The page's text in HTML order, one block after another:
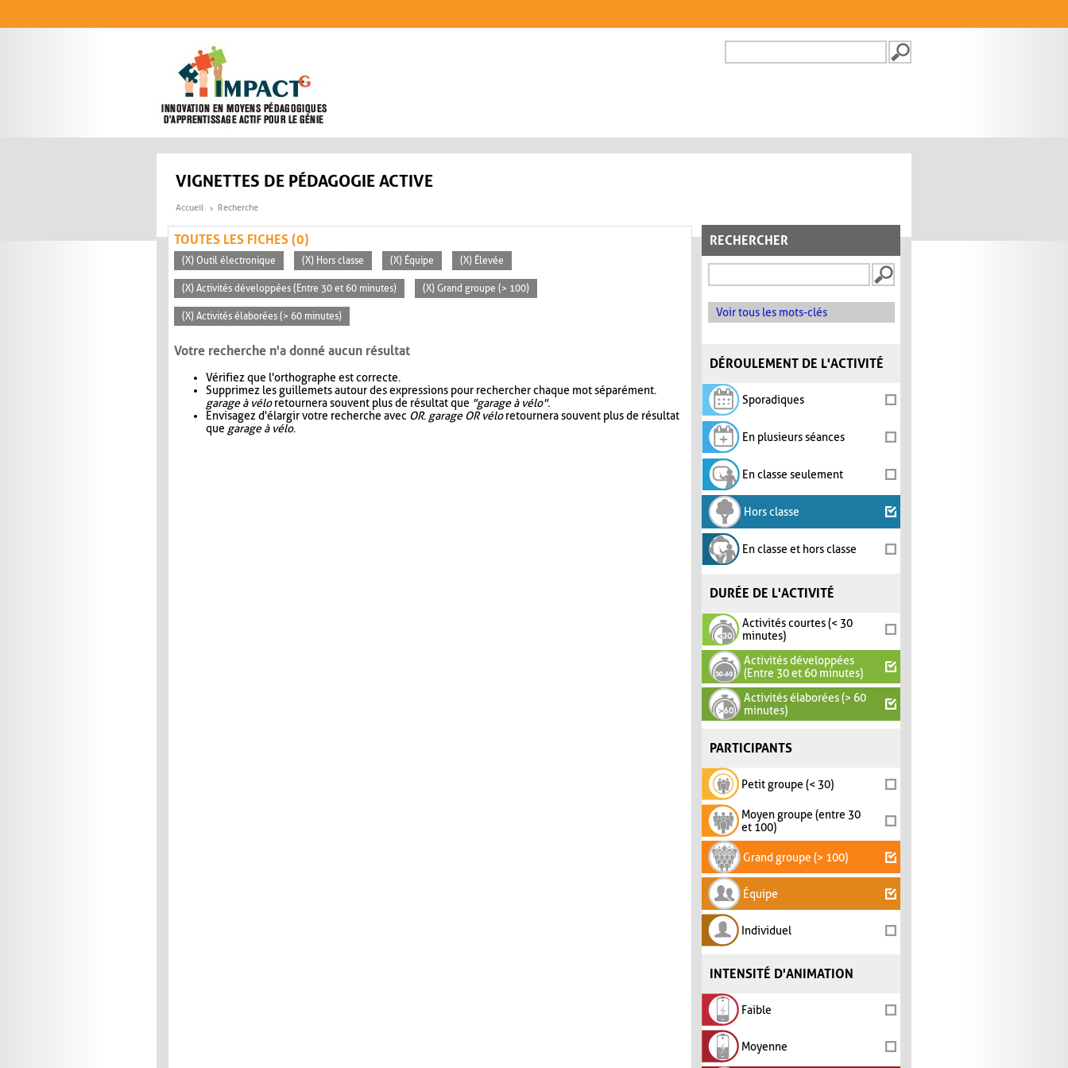
FORMULAIRE DE
VIGNETTES DE PÉDAGOGIE ACTIVE
Accueil Recherche
RECHERCHER
Voir tous les mots-clés
DÉROULEMENT DE L'ACTIVITÉ
Sporadiques
En plusieurs séances
En classe seulement
Hors classe
En classe et hors classe
DURÉE DE L'ACTIVITÉ
Activités courtes (< 30
minutes)
Activités développées
(Entre 30 et 60 minutes)
Activités élaborées (> 60
minutes)
PARTICIPANTS
Petit groupe (< 30)
Moyen groupe (entre 30
et 100)
Grand groupe (> 100)
Équipe
Individuel
INTENSITÉ D'ANIMATION
Faible
Moyenne
TOUTES LES FICHES (0)
(X) Outil électronique (X) Hors classe (X) Équipe (X) Élevée
(X) Activités développées (Entre 30 et 60 minutes) (X) Grand groupe (> 100)
(X) Activités élaborées (> 60 minutes)
Votre recherche n'a donné aucun résultat
Vérifiez que l'orthographe est correcte.
Supprimez les guillemets autour des expressions pour rechercher chaque mot séparément.
garage à véloretournera souvent plus de résultat que "garage à vélo".
Envisagez d'élargir votre recherche avec OR. garage OR véloretournera souvent plus de résultat
que garage à vélo.